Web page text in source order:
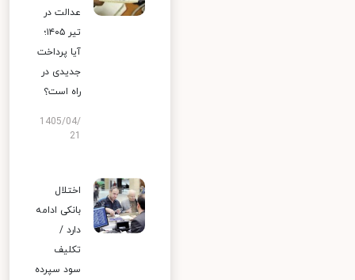
عدالت در
تیر ۱۴۰۵؛
آیا پرداخت
جدیدی در
راه است؟
1405/04/
اختلال
بانکی ادامه
دارد /
تکلیف
سود سپرده